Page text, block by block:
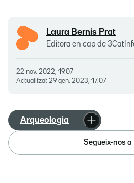
Laura Bernis Prat
Editora en cap de
22 nov. 2022, 19.07
Actualitzat 29 gen. 2023, 17.07
Arqueologia
Segueix-nos a